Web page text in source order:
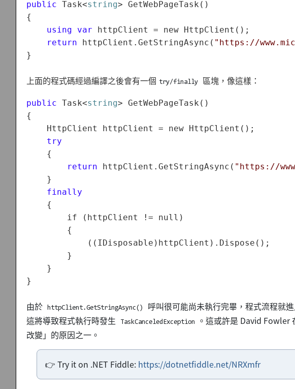
public Task<string> GetWebPageTask()
{
using var httpClient = new HttpClient();
return httpClient.GetStringAsync( "https://
上面的程式碼經過編譯之後會有一個 try/finally 區塊，像這樣：
public Task<string> GetWebPageTask()
{
    HttpClient httpClient = new HttpClient();
try
    {
return httpClient.GetStringAsync( "https://
    }
finally
    {
        if (httpClient != null)
        {
            ((IDisposable)httpClient).Dispose();
        }
    }
由於 httpClient.GetStringAsync() 呼叫很可能尚未執行完畢，程式流程就
這將導致程式執行時發生
TaskCanceledException
。這或許是 David Fowler
改變」的原因之一。
👉 Try it on .NET Fiddle: https://dotnetfiddle.net/NRXmfr